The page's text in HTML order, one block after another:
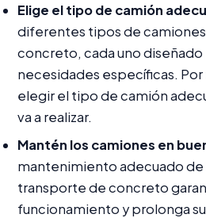
Elige el tipo de camión
diferentes tipos de
concreto, cada uno
necesidades específicas.
elegir el tipo de camión
va a realizar.
Mantén los camiones en
mantenimiento adecuado de
transporte de concreto
funcionamiento y prolonga